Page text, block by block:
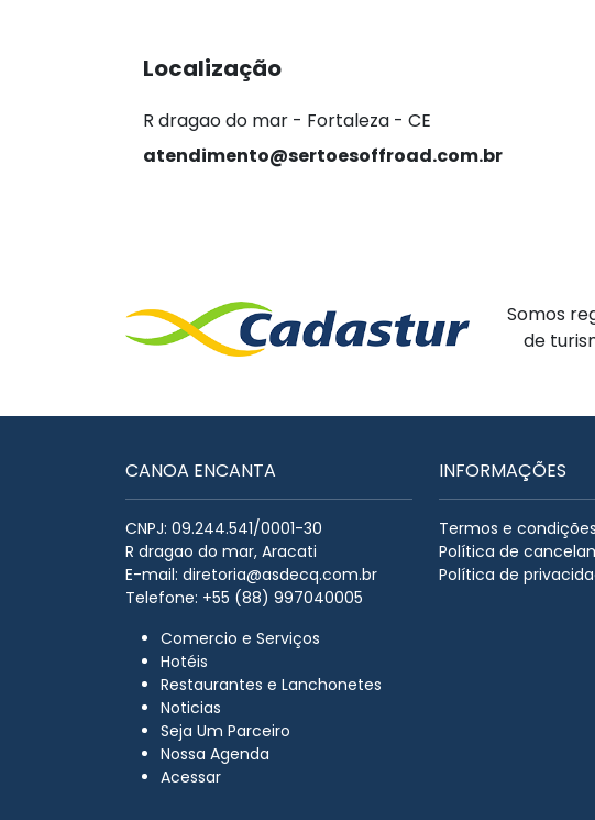
Localização
R dragao do mar - Fortaleza - CE
atendimento@sertoesoffroad.com.br
Somos
de
CANOA ENCANTA
CNPJ: 09.244.541/0001-30
R dragao do mar, Aracati
E-mail: diretoria@asdecq.com.br
Telefone: +55 (88) 997040005
Comercio e Serviços
Hotéis
Restaurantes e Lanchonetes
Noticias
Seja Um Parceiro
Nossa Agenda
Acessar
INFORMAÇÕES
Termos e condições
Política de
Política de